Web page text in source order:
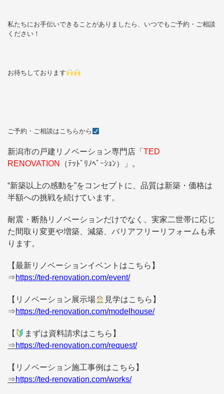
私たちにお手伝いできることがありましたら、いつでもご予約・ご相談
ください！
お待ちしております
ご予約・ご相談はこちらから
新潟市の戸建リノベーション専門店 「 TED
RENOVATION
（ﾃｯﾄﾞﾘﾉﾍﾞｰｼｮﾝ）」。
“新築以上の感動を”をコンセプトに、 品質は新築・価格は
半額への挑戦を続けています。
耐震・断熱リノベーションだけでなく、 実家二世帯に応じ
た間取り変更や増築、減築、バリアフリーリフォームも承
ります。
【最新リノベーションイベントはこちら】
⇒https://ted-renovation.com/event/
【リノベーション展示場
見学はこちら】
⇒https://ted-renovation.com/modelhouse/
【
まずは資料請求はこちら】
⇒https://ted-renovation.com/request/
【リノベーション施工事例はこちら】
⇒https://ted-renovation.com/works/